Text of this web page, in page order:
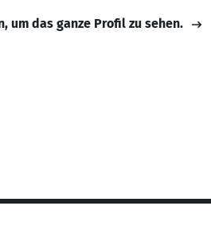
um das ganze Profil zu sehen.